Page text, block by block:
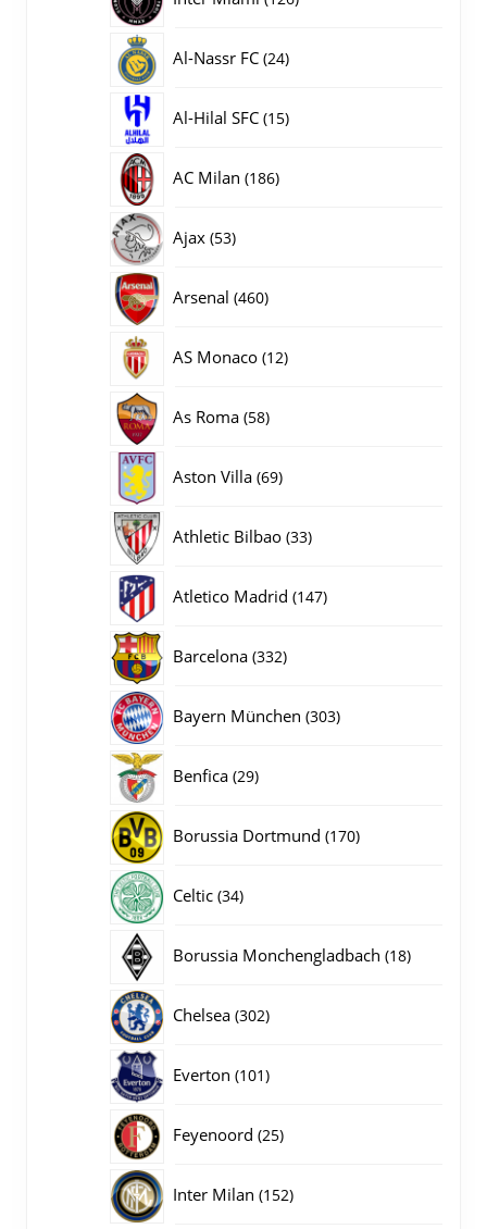
Al-Nassr FC 2424
Al-Hilal SFC 1515
AC Milan 186186
Ajax 5353
Arsenal 460460
AS Monaco 1212
As Roma 5858
Aston Villa 6969
Athletic Bilbao 3333
Atletico Madrid 147147
Barcelona 332332
Bayern München 303303
Benfica 2929
Borussia Dortmund 170170
Celtic 3434
Borussia Monchengladbach 1818
Chelsea 302302
Everton 101101
Feyenoord 2525
Inter Milan 152152